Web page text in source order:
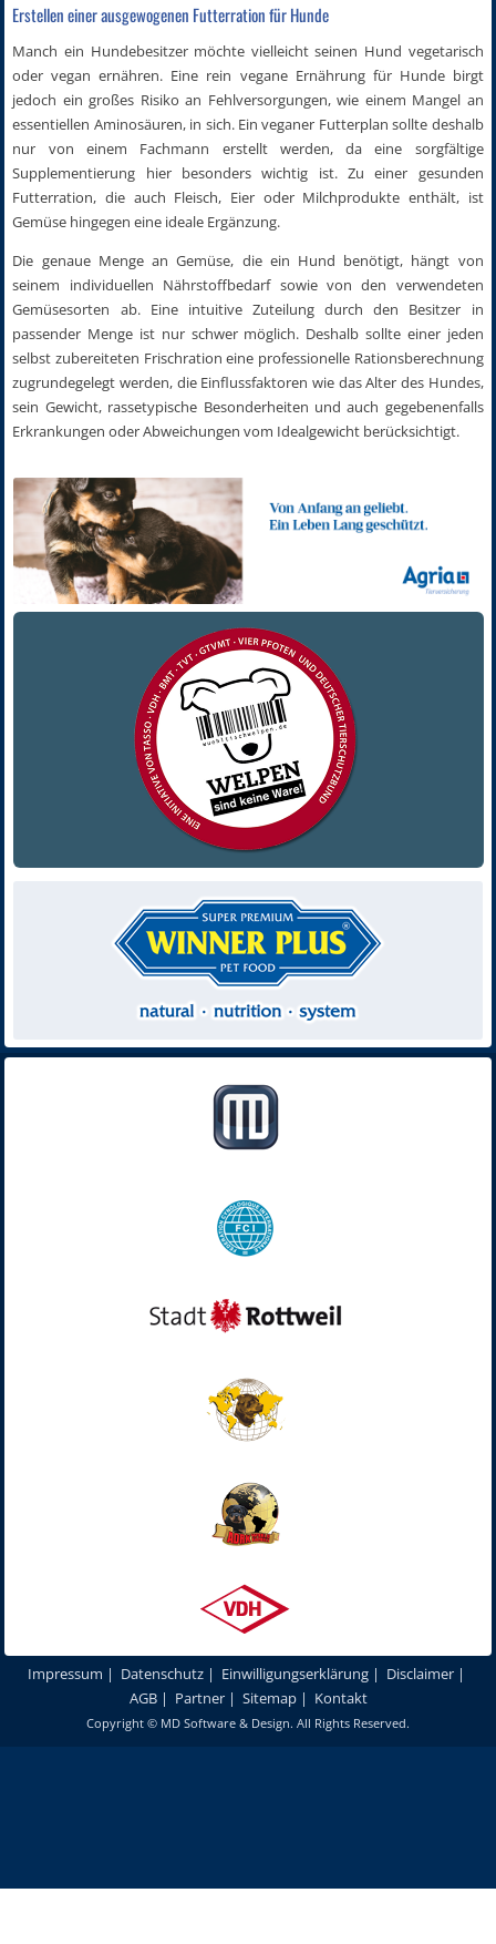
Erstellen einer ausgewogenen Futterration für Hunde
Manch ein Hundebesitzer möchte vielleicht seinen Hund vegetarisch
oder vegan ernähren. Eine rein vegane Ernährung für Hunde birgt
jedoch ein großes Risiko an Fehlversorgungen, wie einem Mangel an
essentiellen Aminosäuren, in sich. Ein veganer Futterplan sollte deshalb
nur von einem Fachmann erstellt werden, da eine sorgfältige
Supplementierung hier besonders wichtig ist. Zu einer gesunden
Futterration, die auch Fleisch, Eier oder Milchprodukte enthält, ist
Gemüse hingegen eine ideale Ergänzung.
Die genaue Menge an Gemüse, die ein Hund benötigt, hängt von
seinem individuellen Nährstoffbedarf sowie von den verwendeten
Gemüsesorten ab. Eine intuitive Zuteilung durch den Besitzer in
passender Menge ist nur schwer möglich. Deshalb sollte einer jeden
selbst zubereiteten Frischration eine professionelle Rationsberechnung
zugrundegelegt werden, die Einflussfaktoren wie das Alter des Hundes,
sein Gewicht, rassetypische Besonderheiten und auch gegebenenfalls
Erkrankungen oder Abweichungen vom Idealgewicht berücksichtigt.
Impressum | Datenschutz | Einwilligungserklärung | Disclaimer |
AGB| Partner| Sitemap| Kontakt
Copyright © MD Software & Design. All Rights Reserved.